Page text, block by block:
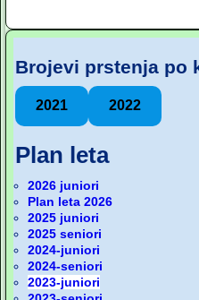
Brojevi prstenja po
2021 2022
Plan leta
2026 juniori
Plan leta 2026
2025 juniori
2025 seniori
2024-juniori
2024-seniori
2023-juniori